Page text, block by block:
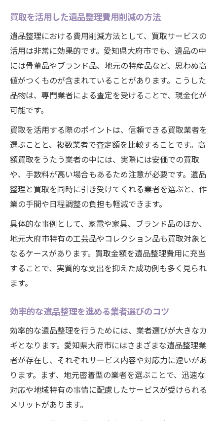
効率的な遺品整理で心の整理も進める方法
買取サービスが精神的負担軽減に役立つ理
遺品整理業界の成長に注目する理由と将来性
遺品整理業界が成長する社会的背景
遺品整理市場の拡大と新サービスの動向
業界成長で生まれる新たな事業機会とは
将来性ある遺品整理分野への参入ポイント
買取を活用した遺品整理費用削減の方法
遺品整理における費用削減方法として、買取サービスの
活用は非常に効果的です。愛知県大府市でも、遺品の中
には骨董品やブランド品、地元の特産品など、思わぬ高
値がつくものが含まれていることがあります。こうした
品物は、専門業者による査定を受けることで、現金化が
可能です。
買取を活用する際のポイントは、信頼できる買取業者を
選ぶことと、複数業者で査定額を比較することです。高
額買取をうたう業者の中には、実際には安価での買取
や、手数料が高い場合もあるため注意が必要です。遺品
整理と買取を同時に引き受けてくれる業者を選ぶと、作
業の手間や日程調整の負担も軽減できます。
具体的な事例として、家電や家具、ブランド品のほか、
地元大府市特有の工芸品やコレクション品も買取対象と
なるケースがあります。買取金額を遺品整理費用に充当
することで、実質的な支出を抑えた成功例も多く見られ
ます。
効率的な遺品整理を進める業者選びのコツ
効率的な遺品整理を行うためには、業者選びが大きなカ
ギとなります。愛知県大府市にはさまざまな遺品整理業
者が存在し、それぞれサービス内容や対応力に違いがあ
ります。まず、地元密着型の業者を選ぶことで、迅速な
対応や地域特有の事情に配慮したサービスが受けられる
メリットがあります。